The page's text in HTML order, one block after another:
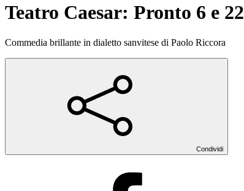
Teatro Caesar: Pronto 6 e 22
Commedia brillante in dialetto sanvitese di Paolo Riccora
Condividi